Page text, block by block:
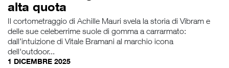
alta quota
Il cortometraggio di Achille Mauri svela la storia di Vibram e
delle sue celeberrime suole di gomma a carrarmato:
dall’intuizione di Vitale Bramani al marchio icona
dell'outdoor...
1 DICEMBRE 2025